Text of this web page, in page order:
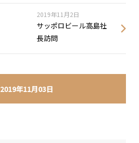
2019年11月03日
2019年11月2日
サッポロビール高島社
長訪問